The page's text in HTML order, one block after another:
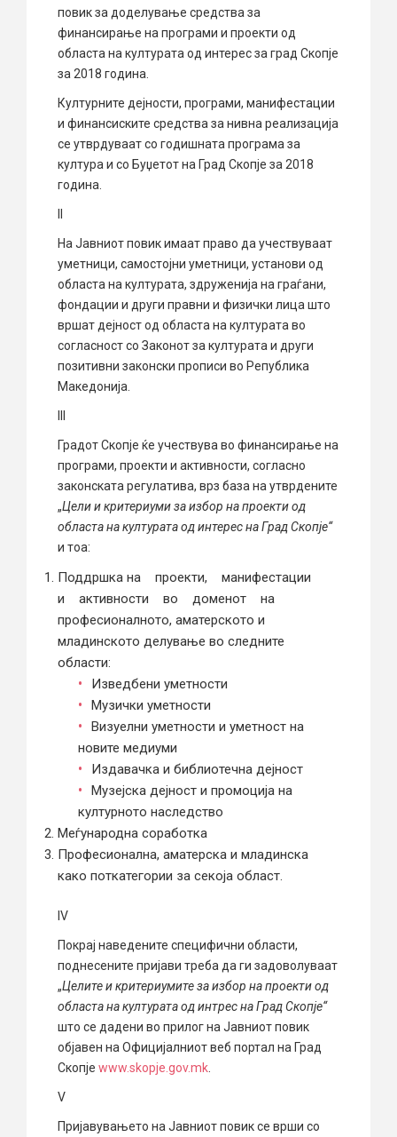
повик за доделување средства за
финансирање на програми и проекти од
областа на културата од интерес за град Скопје
за 2018 година.
Културните дејности, програми, манифестации
и финансиските средства за нивна реализација
се утврдуваат со годишната програма за
култура и со Буџетот на Град Скопје за 2018
година.
II
На Јавниот повик имаат право да учествуваат
уметници, самостојни уметници, установи од
областа на културата, здруженија на граѓани,
фондации и други правни и физички лица што
вршат дејност од областа на културата во
согласност со Законот за културата и други
позитивни законски прописи во Република
Македонија.
III
Градот Скопје ќе учествува во финансирање на
програми, проекти и активности, согласно
законската регулатива, врз база на утврдените
„Цели и критериуми за избор на проекти од
областа на културата од интерес на Град Скопје“
и тоа:
Поддршка на проекти, манифестации
и активности во доменот на
професионалното, аматерското и
младинското делување во следните
области:
Изведбени уметности
Музички уметности
Визуелни уметности и уметност на
новите медиуми
Издавачка и библиотечна дејност
Музејска дејност и промоција на
културното наследство
Меѓународна соработка
Професионална, аматерска и младинска
како поткатегории за секоја област.
IV
Покрај наведените специфични области,
поднесените пријави треба да ги задоволуваат
„Целите и критериумите за избор на проекти од
областа на културата од интрес на Град Скопје“
што се дадени во прилог на Јавниот повик
објавен на Официјалниот веб портал на Град
Скопје www.skopje.gov.mk
V
Пријавувањето на Јавниот повик се врши со